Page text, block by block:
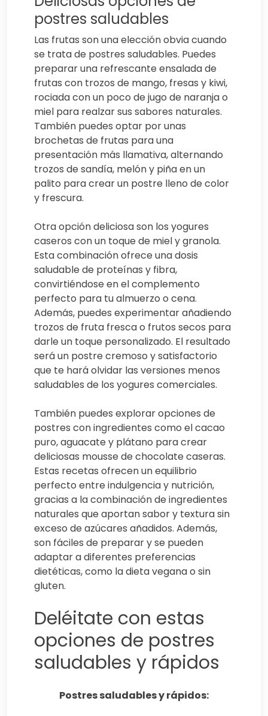
postres saludables
Las frutas son una elección obvia cuando
se trata de postres saludables. Puedes
preparar una refrescante ensalada de
frutas con trozos de mango, fresas y kiwi,
rociada con un poco de jugo de naranja o
miel para realzar sus sabores naturales.
También puedes optar por unas
brochetas de frutas para una
presentación más llamativa, alternando
trozos de sandía, melón y piña en un
palito para crear un postre lleno de color
y frescura.
Otra opción deliciosa son los yogures
caseros con un toque de miel y granola.
Esta combinación ofrece una dosis
saludable de proteínas y fibra,
convirtiéndose en el complemento
perfecto para tu almuerzo o cena.
Además, puedes experimentar añadiendo
trozos de fruta fresca o frutos secos para
darle un toque personalizado. El resultado
será un postre cremoso y satisfactorio
que te hará olvidar las versiones menos
saludables de los yogures comerciales.
También puedes explorar opciones de
postres con ingredientes como el cacao
puro, aguacate y plátano para crear
deliciosas mousse de chocolate caseras.
Estas recetas ofrecen un equilibrio
perfecto entre indulgencia y nutrición,
gracias a la combinación de ingredientes
naturales que aportan sabor y textura sin
exceso de azúcares añadidos. Además,
son fáciles de preparar y se pueden
adaptar a diferentes preferencias
dietéticas, como la dieta vegana o sin
gluten.
Deléitate con estas
opciones de postres
saludables y rápidos
Postres saludables y rápidos: